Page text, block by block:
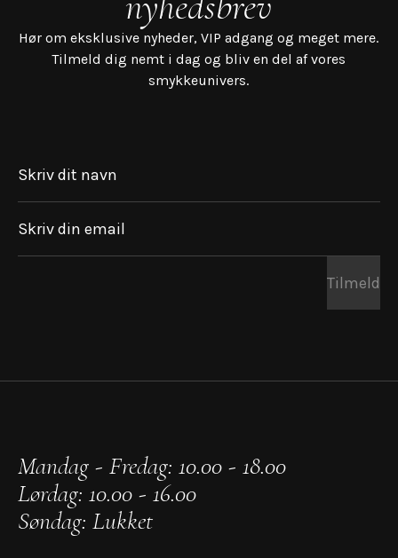
Alternativt kan man gå til sin guldsmed og får dem til at
rense dem i et ultralyd bad.
Hør om eksklusive nyheder, VIP adgang og meget mere.
Tilmeld dig nemt i dag og bliv en del af vores
smykkeunivers.
Skriv dit navn
Skriv din email
Tilmeld
Mandag - Fredag: 10.00 - 18.00
Lørdag: 10.00 - 16.00
Søndag: Lukket